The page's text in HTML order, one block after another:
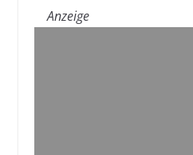
Anzeige